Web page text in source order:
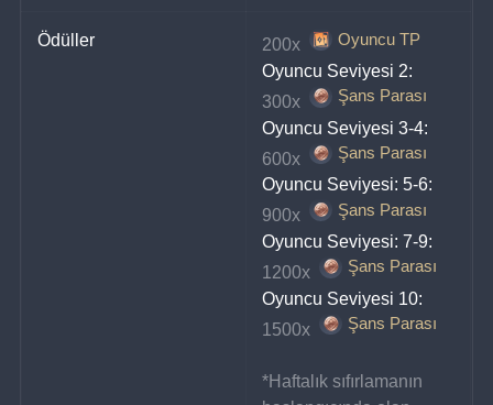
Ödüller 200x
Oyuncu TP
Oyuncu Seviyesi 2:
300x
Şans Parası
Oyuncu Seviyesi 3-4:
600x
Şans Parası
Oyuncu Seviyesi: 5-6:
900x
Şans Parası
Oyuncu Seviyesi: 7-9:
1200x
Şans Parası
Oyuncu Seviyesi 10:
1500x
Şans Parası
*Haftalık sıfırlamanın